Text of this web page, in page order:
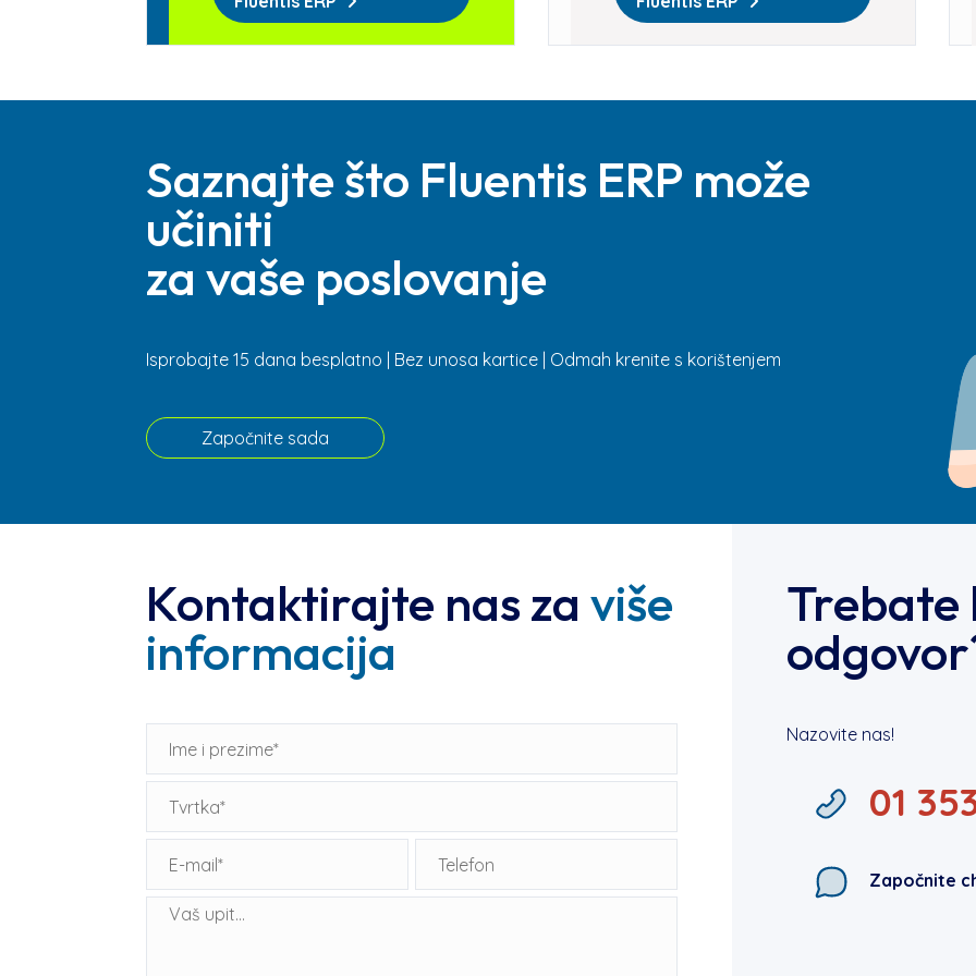
Saznajte što Fluentis ERP može
učiniti
za vaše poslovanje
Isprobajte 15 dana besplatno | Bez unosa kartice | Odmah krenite s korištenjem
Započnite sada
Kontaktirajte nas zaviše
informacija
Trebate
Nazovite nas!
01
Započnite